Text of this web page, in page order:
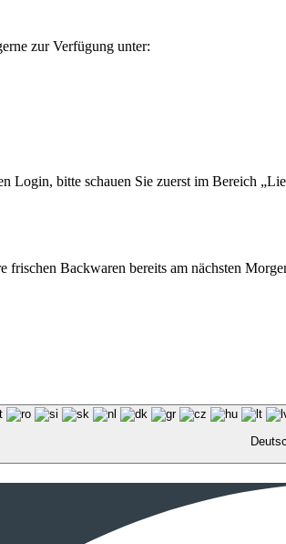
zur Verfügung unter:
Login, bitte schauen Sie zuerst im Bereich
frischen Backwaren bereits am nächsten